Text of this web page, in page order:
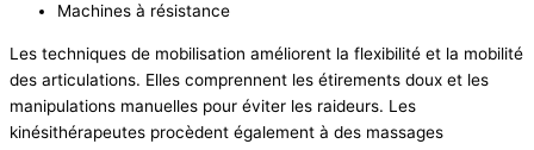
Machines à résistance
Les techniques de mobilisation améliorent la flexibilité et la mobilité
des articulations. Elles comprennent les étirements doux et les
manipulations manuelles pour éviter les raideurs. Les
kinésithérapeutes procèdent également à des massages